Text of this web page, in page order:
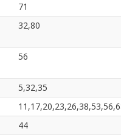
71
32,80
56
5,32,35
44